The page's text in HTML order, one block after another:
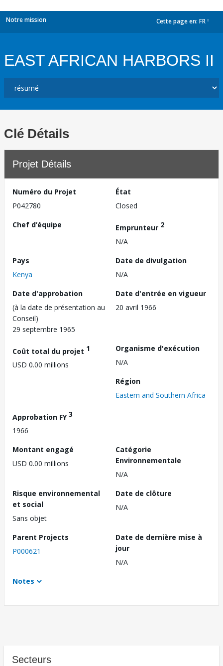
Notre mission Cette page en: FR
EAST AFRICAN HARBORS II
Clé Détails
Projet Détails
Numéro du Projet
P042780
État
Closed
Chef d’équipe
Emprunteur 2
N/A
Pays
Kenya
Date de divulgation
N/A
Date d'approbation
(à la date de présentation au
Conseil)
29 septembre 1965
Date d'entrée en vigueur
20 avril 1966
Coût total du projet 1
USD 0.00 millions
Organisme d'exécution
N/A
Région
Eastern and Southern Africa
Approbation FY3
1966
Montant engagé
USD 0.00 millions
Catégorie
Environnementale
N/A
Risque environnemental
et social
Sans objet
Date de clôture
N/A
Parent Projects
P000621
Date de dernière mise à
jour
N/A
Notes
Secteurs